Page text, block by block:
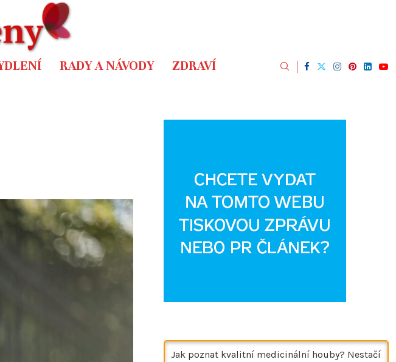
RADY A NÁVODY ZDRAVÍ
Jak poznat kvalitní medicinální houby? Nestačí